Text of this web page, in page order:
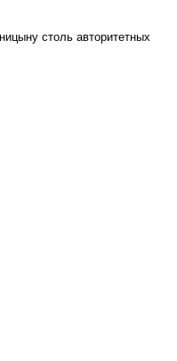
столь авторитетных